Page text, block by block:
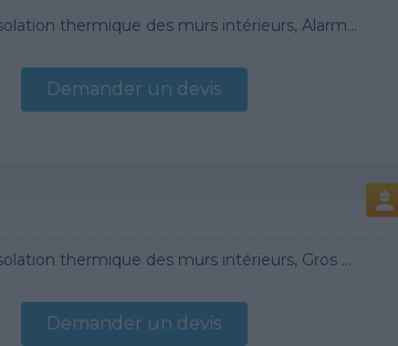
Traitement de l'eau, Décrassage / Démoussage de toiture, Cheminée, Terrassement, Plancher chauffant
Demander un devis
Gros œuvre, Plâtre traditionnel, Chauffage Fioul, Bétons cirés
Demander un devis